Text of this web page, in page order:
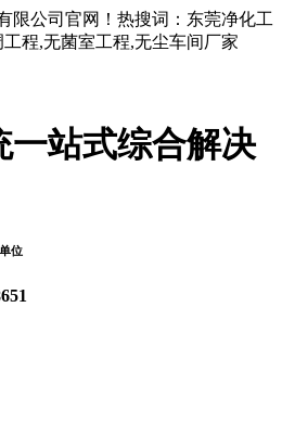
限公司官网！热搜词：东莞净化工
程,无菌室工程,无尘车间厂家
一站式综合解决
位